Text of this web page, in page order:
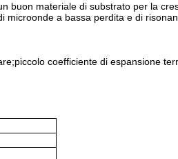
buon materiale di substrato per la
a bassa perdita e di
coefficiente di espansione